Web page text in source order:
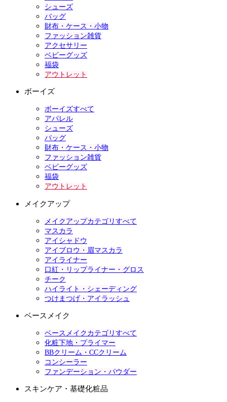
シューズ
バッグ
財布・ケース・小物
ファッション雑貨
アクセサリー
ベビーグッズ
福袋
アウトレット
ボーイズ
ボーイズすべて
アパレル
シューズ
バッグ
財布・ケース・小物
ファッション雑貨
ベビーグッズ
福袋
アウトレット
メイクアップ
メイクアップカテゴリすべて
マスカラ
アイシャドウ
アイブロウ・眉マスカラ
アイライナー
口紅・リップライナー・グロス
チーク
ハイライト・シェーディング
つけまつげ・アイラッシュ
ベースメイク
ベースメイクカテゴリすべて
化粧下地・プライマー
BBクリーム・CCクリーム
コンシーラー
ファンデーション・パウダー
スキンケア・基礎化粧品